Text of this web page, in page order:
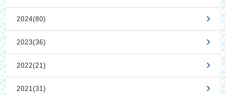
2024(80)
2023(36)
2022(21)
2021(31)